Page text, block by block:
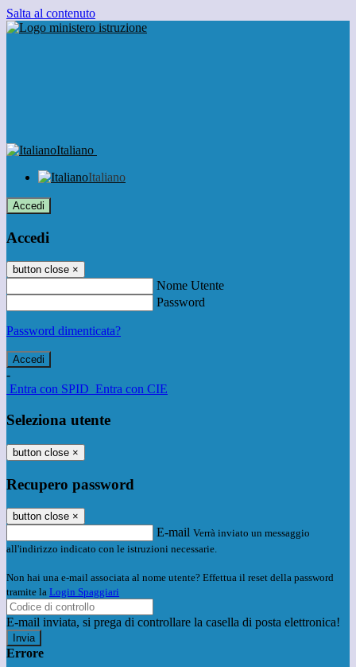
Salta al contenuto
Italiano
Italiano
Accedi
Accedi
button close ×
Nome Utente
Password
Password dimenticata?
-
Entra con SPID Entra con CIE
Seleziona utente
button close ×
Recupero password
button close ×
E-mail Verrà inviato un messaggio
all'indirizzo indicato con le istruzioni necessarie.
Non hai una e-mail associata al nome utente? Effettua il reset della password
tramite la Login Spaggiari
E-mail inviata, si prega di controllare la casella di posta elettronica!
Errore